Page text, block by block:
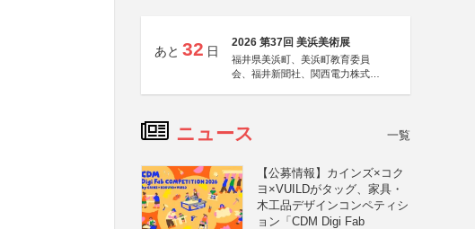
あと 32 日
2026 第37回 美浜美術展
福井県美浜町、美浜町教育委員
会、福井新聞社、関西電力株式会
ニュース 一覧
【公募情報】カインズ×コク
ヨ×VUILDがタッグ、家具・
木工品デザインコンペティシ
ョン「CDM Digi Fab